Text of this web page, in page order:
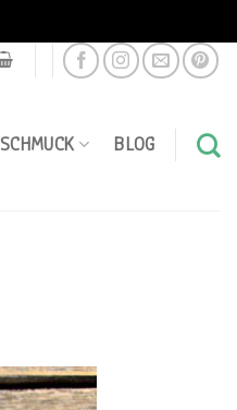
SCHMUCK BLOG